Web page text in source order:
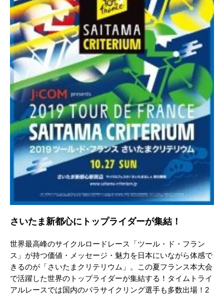
さいたま新都心にトップライダーが集結！
世界最高峰のサイクルロードレース「ツール・ド・フラン
ス」が持つ価値・メッセージ・魅力を日本にいながら体感で
きるのが「さいたまクリテリウム」。この夏フランス本大会
で活躍した世界のトップライダーが集結する！タイムトライ
アルレースでは国内のパラサイクリング選手も多数出場！2